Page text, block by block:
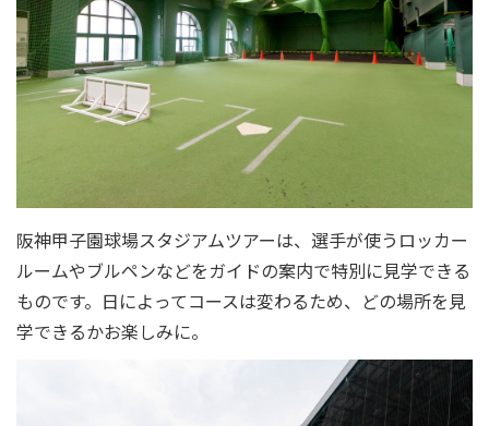
阪神甲子園球場スタジアムツアーは、選手が使うロッカー
ルームやブルペンなどをガイドの案内で特別に見学できる
ものです。日によってコースは変わるため、どの場所を見
学できるかお楽しみに。